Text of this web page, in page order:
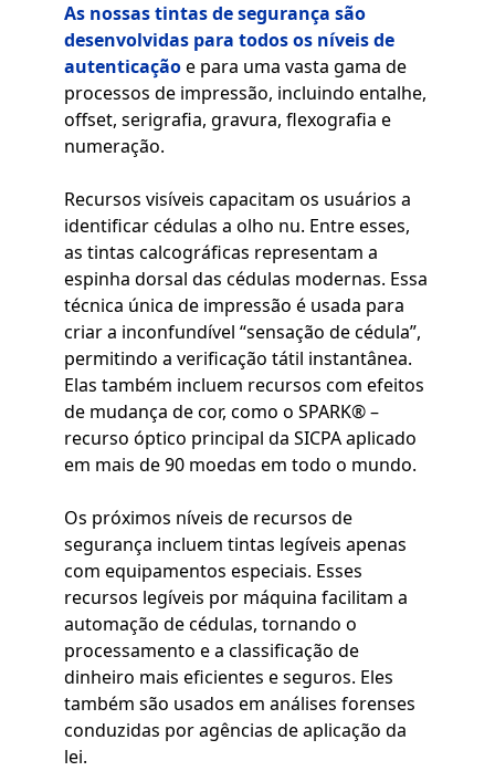
As nossas tintas de segurança são
desenvolvidas para todos os níveis de
autenticaçãoe para uma vasta gama de
processos de impressão, incluindo entalhe,
offset, serigrafia, gravura, flexografia e
numeração.
Recursos visíveis capacitam os usuários a
identificar cédulas a olho nu. Entre esses,
as tintas calcográficas representam a
espinha dorsal das cédulas modernas. Essa
técnica única de impressão é usada para
criar a inconfundível “sensação de cédula”,
permitindo a verificação tátil instantânea.
Elas também incluem recursos com efeitos
de mudança de cor, como o SPARK® –
recurso óptico principal da SICPA aplicado
em mais de 90 moedas em todo o mundo.
Os próximos níveis de recursos de
segurança incluem tintas legíveis apenas
com equipamentos especiais. Esses
recursos legíveis por máquina facilitam a
automação de cédulas, tornando o
processamento e a classificação de
dinheiro mais eficientes e seguros. Eles
também são usados em análises forenses
conduzidas por agências de aplicação da
lei.